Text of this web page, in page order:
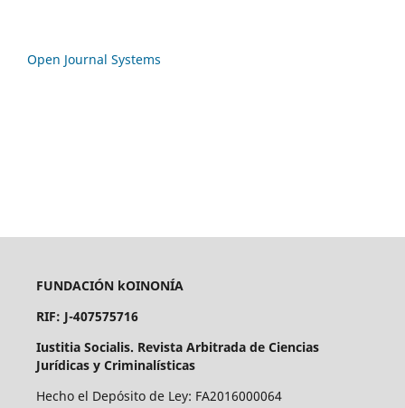
Open Journal Systems
FUNDACIÓN kOINONÍA
RIF: J-407575716
Iustitia Socialis. Revista Arbitrada de Ciencias
Jurídicas y Criminalísticas
Hecho el Depósito de Ley: FA2016000064